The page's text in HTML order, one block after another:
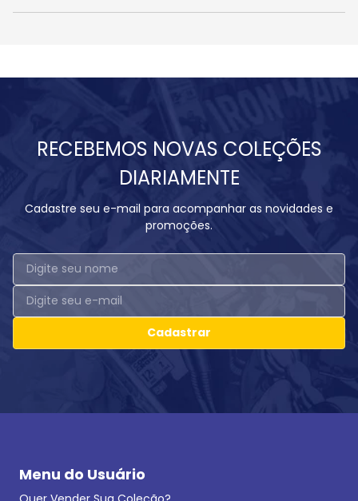
RECEBEMOS NOVAS COLEÇÕES
DIARIAMENTE
Cadastre seu e-mail para acompanhar as novidades e
promoções.
Cadastrar
Menu do Usuário